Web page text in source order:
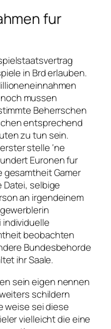
fur
in Brd erlauben.
mussen
Beherrschen
entsprechend
zu tun sein.
stelle ‘ne
Euronen fur
gesamtheit Gamer
selbige
an irgendeinem
beobachten
Bundesbehorde
ihr Saale.
sein eigen nennen
schildern
weise sei diese
vielleicht die eine